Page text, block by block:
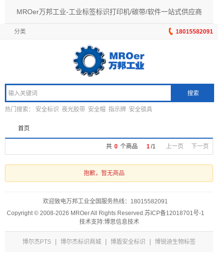
MROer万邦工业-工业标签标识打印机/碳带/软件一站式供应商
18015582091
分类
搜索
热门搜索： 安全标识 夜光胶带 安全帽 指示牌 安全锁具
首页
共 0 个商品 1 /1 上一页 下一页
抱歉，暂无商品
欢迎致电万邦工业全国服务热线： 18015582091
Copyright © 2008-2026 MROer All Rights Reserved. 苏ICP备12018701号-1
技术支持:博思信息技术
博尔杰PTS | 博尔杰标识商城 | 博盾安全标识 | 博锐迪生物标签